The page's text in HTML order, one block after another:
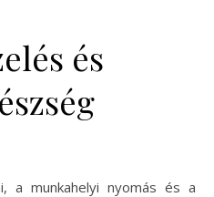
és
a munkahelyi nyomás és a